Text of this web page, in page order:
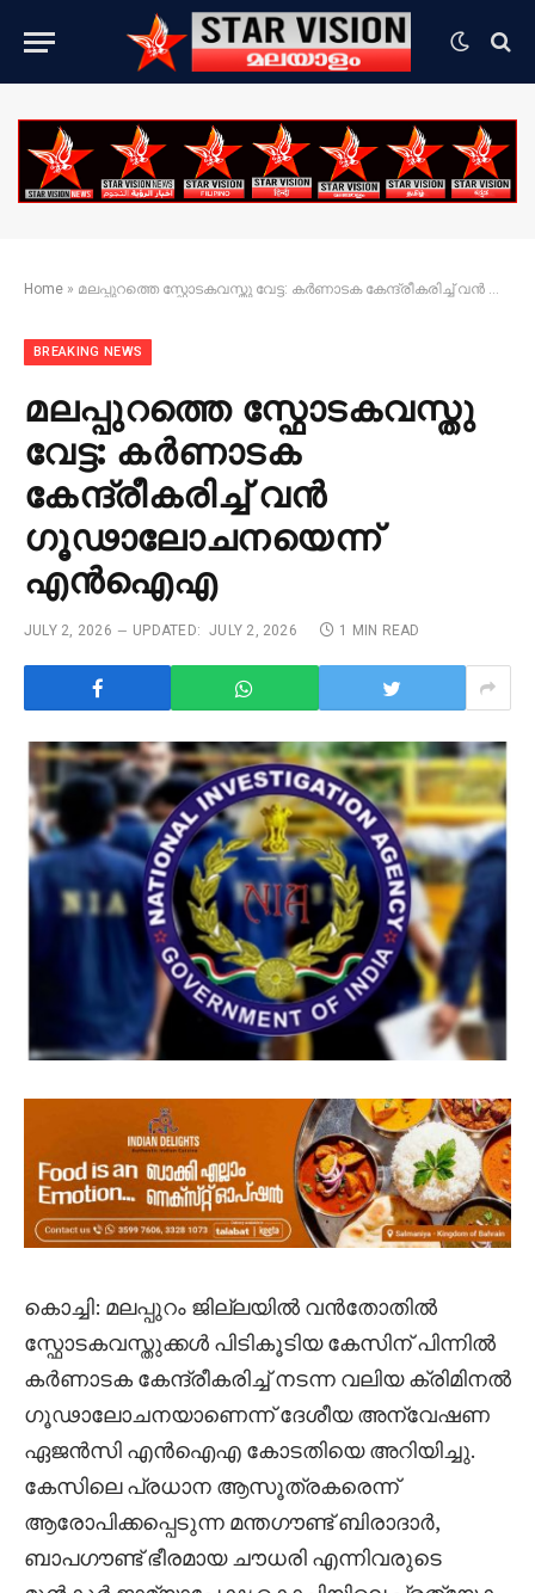
Home » മലപ്പുറത്തെ സ്ഫോടകവസ്തു വേട്ട: കർണാടക കേന്ദ്രീകരിച്ച് വൻ ഗൂഢാലോചനയെന്ന് എൻഐഎ
BREAKING NEWS
മലപ്പുറത്തെ സ്ഫോടകവസ്തു
വേട്ട: കർണാടക
കേന്ദ്രീകരിച്ച് വൻ
ഗൂഢാലോചനയെന്ന്
എൻഐഎ
JULY 2, 2026 UPDATED: JULY 2, 2026 1 MIN READ
കൊച്ചി: മലപ്പുറം ജില്ലയിൽ വൻതോതിൽ
സ്ഫോടകവസ്തുക്കൾ പിടികൂടിയ കേസിന് പിന്നിൽ
കർണാടക കേന്ദ്രീകരിച്ച് നടന്ന വലിയ ക്രിമിനൽ
ഗൂഢാലോചനയാണെന്ന് ദേശീയ അന്വേഷണ
ഏജൻസി എൻഐഎ കോടതിയെ അറിയിച്ചു.
കേസിലെ പ്രധാന ആസൂത്രകരെന്ന്
ആരോപിക്കപ്പെടുന്ന മന്തഗൗണ്ട് ബിരാദാർ,
ബാപഗൗണ്ട് ഭീരമായ ചൗധരി എന്നിവരുടെ